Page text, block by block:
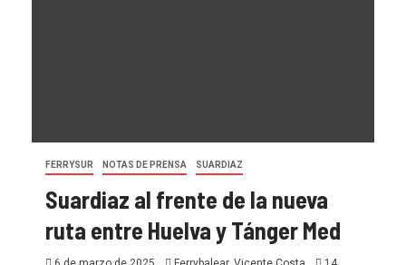
FERRYSUR NOTAS DE PRENSA SUARDIAZ
Suardiaz al frente de la nueva
ruta entre Huelva y Tánger Med